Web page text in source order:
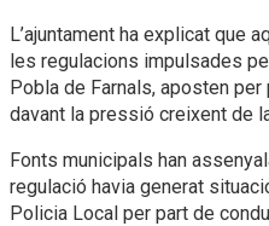
L’ajuntament ha explicat que
les regulacions impulsades
Pobla de Farnals, aposten
davant la pressió creixent de
Fonts municipals han
regulació havia generat
Policia Local per part de